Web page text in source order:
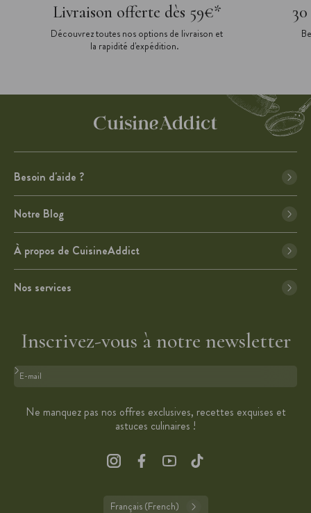
Livraison offerte dès 59€*
Découvrez toutes nos options de livraison et
la rapidité d'expédition.
Besoin d'aide ?
Notre Blog
À propos de CuisineAddict
Nos services
Inscrivez-vous à notre newsletter
Format : adresse@email.com
Ne manquez pas nos offres exclusives, recettes exquises et
astuces culinaires !
Français (French)